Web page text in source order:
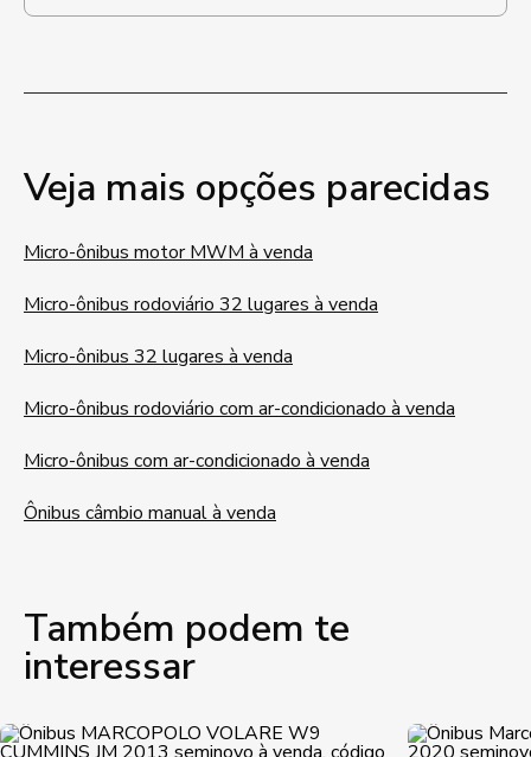
Veja mais opções parecidas
Micro-ônibus motor MWM à venda
Micro-ônibus rodoviário 32 lugares à venda
Micro-ônibus 32 lugares à venda
Micro-ônibus rodoviário com ar-condicionado à venda
Micro-ônibus com ar-condicionado à venda
Ônibus câmbio manual à venda
Também podem te
interessar